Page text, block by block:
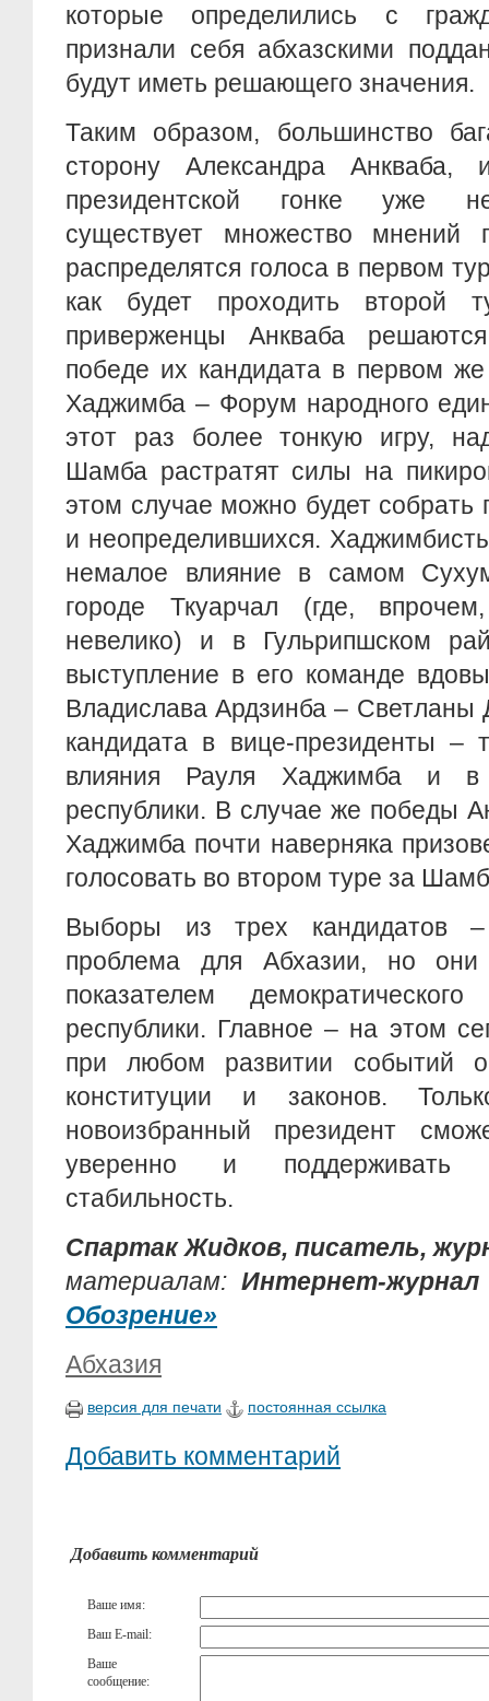
которые определились с
признали себя абхазскими
будут иметь решающего значения.
Таким образом, большинство
сторону Александра
президентской гонке уже
существует множество мнений
распределятся голоса в первом
как будет проходить второй
приверженцы Анкваба
победе их кандидата в первом
Хаджимба – Форум народного
этот раз более тонкую игру,
Шамба растратят силы на
этом случае можно будет собрать
и неопределившихся.
немалое влияние в самом
городе Ткуарчал (где,
невелико) и в Гульрипшском
выступление в его команде
Владислава Ардзинба – Светланы
кандидата в вице-президенты –
влияния Рауля Хаджимба и в
республики. В случае же победы
Хаджимба почти наверняка
голосовать во втором туре за
Выборы из трех кандидатов
проблема для Абхазии, но
показателем
республики. Главное – на этом
при любом развитии событий
конституции и законов.
новоизбранный президент
уверенно и поддерживать
стабильность.
Спартак Жидков, писатель,
материалам: Интернет-
Обозрение»
Абхазия
версия для печати постоянная ссылка
Добавить комментарий
Добавить комментарий
Ваше имя:
Ваш E-mail:
Ваше
сообщение: